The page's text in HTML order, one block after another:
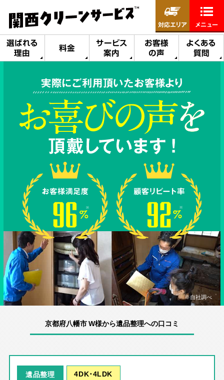
選ばれる
理由
料金
サービス
案内
お客様
の声
よくある
質問
対応エリア メニュー
実際にご利用頂いたお客様より
※自社調べ
京都府八幡市 W様から遺品整理への口コミ
遺品整理 4DK･4LDK